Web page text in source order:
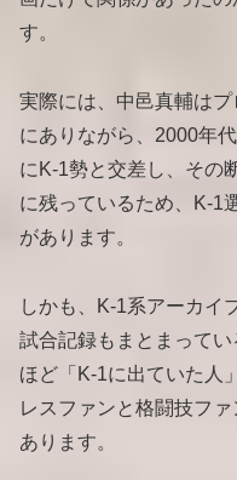
す。
実際には、中邑真輔は
にありながら、2000年
にK-1勢と交差し、その
に残っているため、K-1
があります。
しかも、K-1系アーカイ
試合記録もまとまって
ほど「K-1に出ていた人
レスファンと格闘技フ
あります。